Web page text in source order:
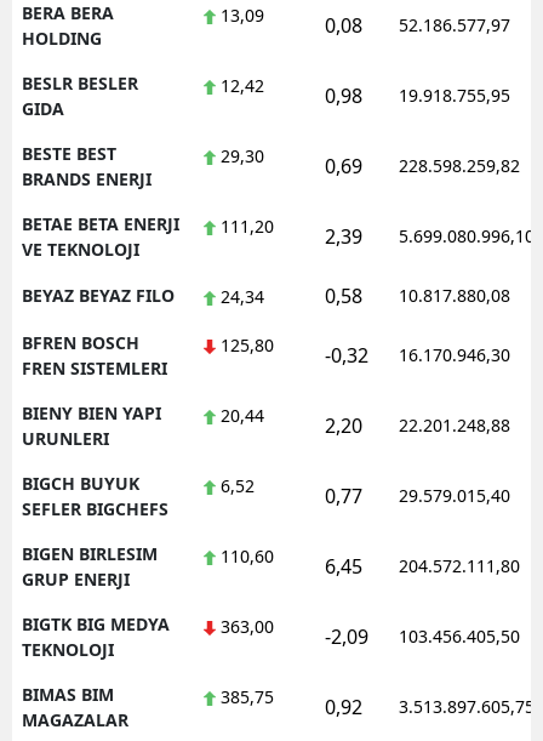
BERA BERA
HOLDING
13,09 0,08 52.186.577,97
BESLR BESLER
GIDA
12,42 0,98 19.918.755,95
BESTE BEST
BRANDS ENERJI
29,30 0,69 228.598.259,82
BETAE BETA ENERJI
VE TEKNOLOJI
111,20 2,39 5.699.080.996,10
BEYAZ BEYAZ FILO 24,34 0,58 10.817.880,08
BFREN BOSCH
FREN SISTEMLERI
125,80 -0,32 16.170.946,30
BIENY BIEN YAPI
URUNLERI
20,44 2,20 22.201.248,88
BIGCH BUYUK
SEFLER BIGCHEFS
6,52 0,77 29.579.015,40
BIGEN BIRLESIM
GRUP ENERJI
110,60 6,45 204.572.111,80
BIGTK BIG MEDYA
TEKNOLOJI
363,00 -2,09 103.456.405,50
BIMAS BIM
MAGAZALAR
385,75 0,92 3.513.897.605,75